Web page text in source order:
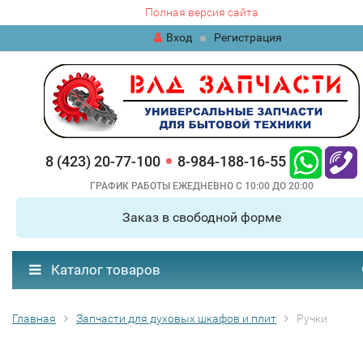
Полная версия сайта
Вход
Регистрация
8 (423) 20-77-100 8-984-188-16-55
ГРАФИК РАБОТЫ ЕЖЕДНЕВНО С 10:00 ДО 20:00
Заказ в свободной форме
Каталог товаров
Главная Запчасти для духовых шкафов и плит Ручки